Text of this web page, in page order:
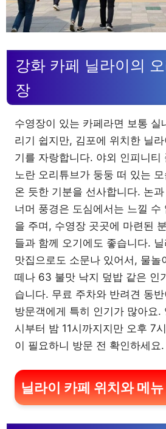
강화 카페 닐라이의
장
수영장이 있는 카페라면 보통 실
리기 쉽지만, 김포에 위치한 닐
기를 자랑합니다. 야외 인피니티
노란 오리튜브가 둥둥 떠 있는
온 듯한 기분을 선사합니다. 논
너머 풍경은 도심에서는 느낄 수
을 주며, 수영장 곳곳에 마련된
들과 함께 오기에도 좋습니다.
맛집으로도 소문나 있어서, 물놀
떼나 63 불맛 낙지 덮밥 같은 인
습니다. 무료 주차와 반려견 동
방문객에게 특히 인기가 많아요.
시부터 밤 11시까지지만 오후 7
이 필요하니 방문 전 확인하세요.
닐라이 카페 위치와 메